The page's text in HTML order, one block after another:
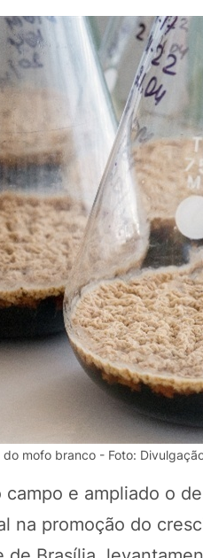
mofo branco - Foto:
e ampliado o
na promoção do